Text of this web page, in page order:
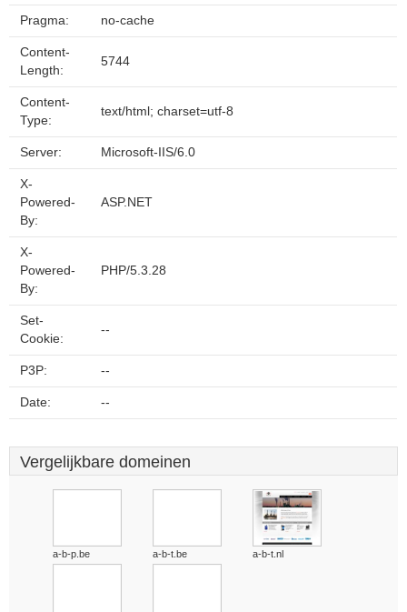
Pragma: no-cache
Content-
Length:
5744
Content-
Type:
text/html; charset=utf-8
Server: Microsoft-IIS/6.0
X-
Powered-
By:
ASP.NET
X-
Powered-
By:
PHP/5.3.28
Set-
Cookie:
--
P3P: --
Date: --
Vergelijkbare domeinen
a-b-p.be a-b-t.be a-b-t.nl